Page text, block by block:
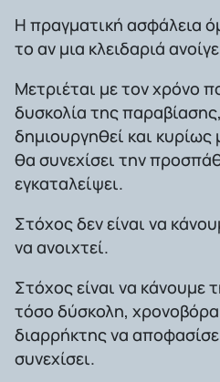
Η πραγματική ασφάλεια
το αν μια κλειδαριά
Μετριέται με τον χρόνο
δυσκολία της
δημιουργηθεί και
θα συνεχίσει την
εγκαταλείψει.
Στόχος δεν είναι να
να ανοιχτεί.
Στόχος είναι να κάνουμε
τόσο δύσκολη, χρονοβόρα
διαρρήκτης να
συνεχίσει.